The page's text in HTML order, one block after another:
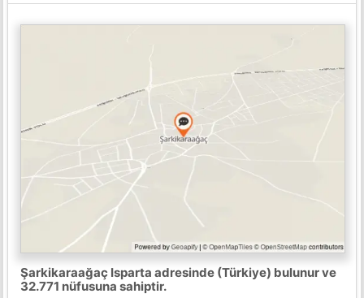
Şarkikaraağaç Isparta adresinde (Türkiye) bulunur ve
32.771 nüfusuna sahiptir.